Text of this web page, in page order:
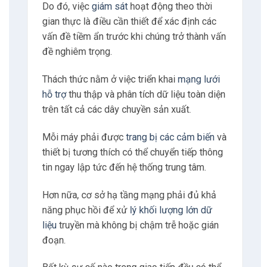
Do đó, việc giám sáthoạt động theo thời
gian thực là điều cần thiết để xác định các
vấn đề tiềm ẩn trước khi chúng trở thành vấn
đề nghiêm trọng.
Thách thức nằm ở việc triển khai mạng lưới
hỗ trợthu thập và phân tích dữ liệu toàn diện
trên tất cả các dây chuyền sản xuất.
Mỗi máy phải được trang bị các cảm biếnvà
thiết bị tương thích có thể chuyển tiếp thông
tin ngay lập tức đến hệ thống trung tâm.
Hơn nữa, cơ sở hạ tầng mạng phải đủ khả
năng phục hồi để xử lý khối lượng lớn dữ
liệutruyền mà không bị chậm trễ hoặc gián
đoạn.